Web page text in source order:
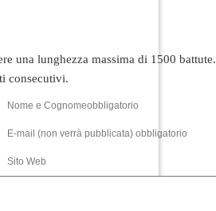
una lunghezza massima di 1500 battute.
consecutivi.
Nome e Cognomeobbligatorio
E-mail (non verrà pubblicata) obbligatorio
Sito Web